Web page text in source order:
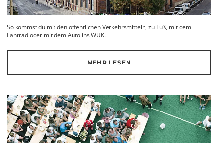
So kommst du mit den öffentlichen Verkehrsmitteln, zu Fuß, mit dem
Fahrrad oder mit dem Auto ins WUK.
MEHR LESEN